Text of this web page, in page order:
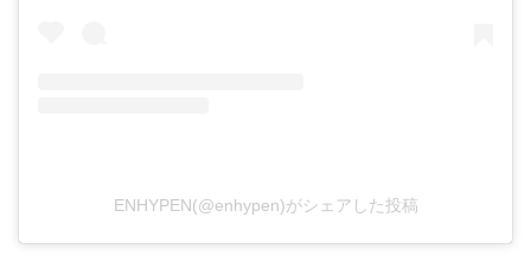
ENHYPEN(@enhypen)がシェアした投稿